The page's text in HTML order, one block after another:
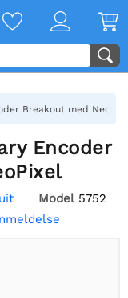
Breakout med
Encoder
Model 5752